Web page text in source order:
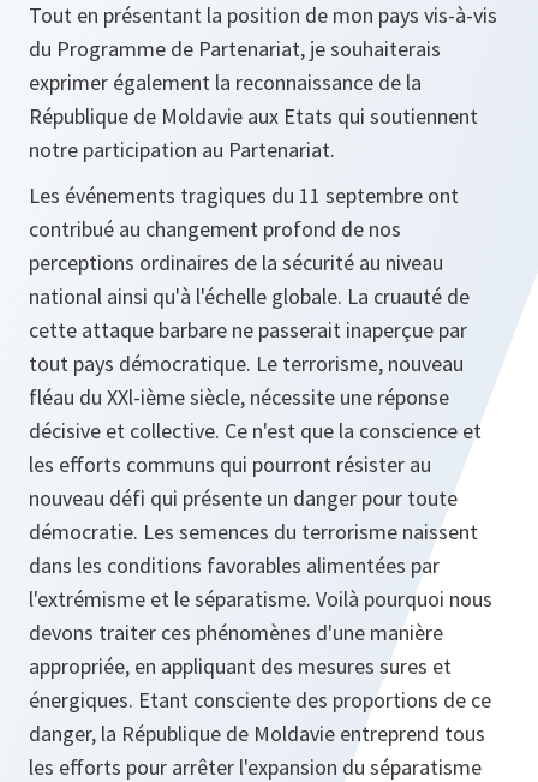
Tout en présentant la position de mon pays vis-à-vis
du Programme de Partenariat, je souhaiterais
exprimer également la reconnaissance de la
République de Moldavie aux Etats qui soutiennent
notre participation au Partenariat.
Les événements tragiques du 11 septembre ont
contribué au changement profond de nos
perceptions ordinaires de la sécurité au niveau
national ainsi qu'à l'échelle globale. La cruauté de
cette attaque barbare ne passerait inaperçue par
tout pays démocratique. Le terrorisme, nouveau
fléau du XXl-ième siècle, nécessite une réponse
décisive et collective. Ce n'est que la conscience et
les efforts communs qui pourront résister au
nouveau défi qui présente un danger pour toute
démocratie. Les semences du terrorisme naissent
dans les conditions favorables alimentées par
l'extrémisme et le séparatisme. Voilà pourquoi nous
devons traiter ces phénomènes d'une manière
appropriée, en appliquant des mesures sures et
énergiques. Etant consciente des proportions de ce
danger, la République de Moldavie entreprend tous
les efforts pour arrêter l'expansion du séparatisme